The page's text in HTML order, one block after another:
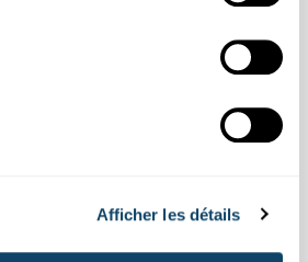
Afficher les détails